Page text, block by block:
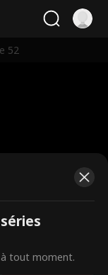
52
tout moment.